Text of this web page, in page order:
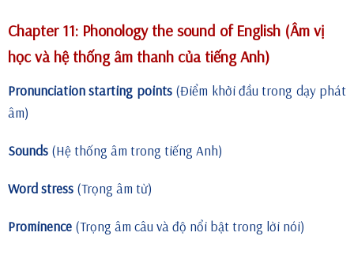
Chapter 11: Phonology the sound of English (Âm vị
học và hệ thống âm thanh của tiếng Anh)
Pronunciation starting points(Điểm khởi đầu trong dạy phát
âm)
Sounds (Hệ thống âm trong tiếng Anh)
Word stress (Trọng âm từ)
Prominence (Trọng âm câu và độ nổi bật trong lời nói)